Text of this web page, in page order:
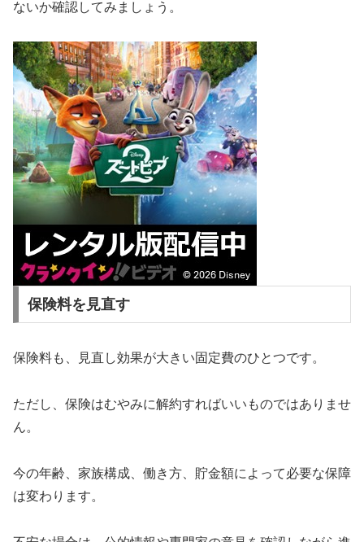
ないか確認してみましょう。
保険料を見直す
保険料も、見直し効果が大きい固定費のひとつです。
ただし、保険はむやみに解約すればいいものではありませ
ん。
今の年齢、家族構成、働き方、貯金額によって必要な保障
は変わります。